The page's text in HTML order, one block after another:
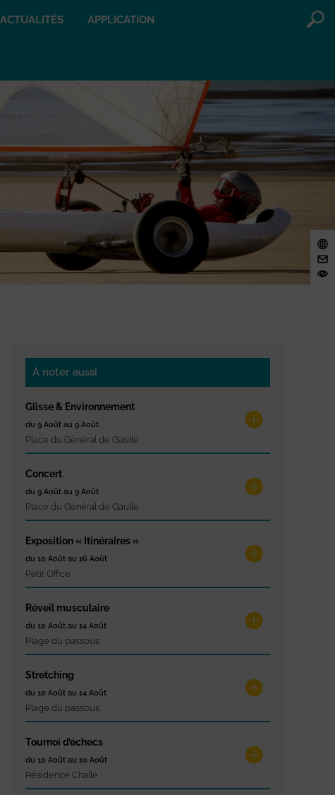
ACTUALITÉS APPLICATION
À noter aussi
Glisse & Environnement
du 9 Août au 9 Août
Place du Général de Gaulle
Concert
du 9 Août au 9 Août
Place du Général de Gaulle
Exposition « Itinéraires »
du 10 Août au 16 Août
Petit Office
Réveil musculaire
du 10 Août au 14 Août
Plage du passous
Stretching
du 10 Août au 14 Août
Plage du passous
Tournoi d’échecs
du 10 Août au 10 Août
Résidence Challe